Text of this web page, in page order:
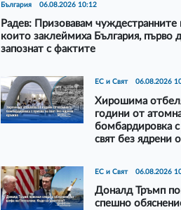
България 06.08.2026 10:12
Радев: Призовавам
които заклеймиха България, първо
запознат с фактите
ЕС и Свят 06.08.2026
Хирошима
години от
бомбардировка с
свят без ядрени
ЕС и Свят 06.08.2026
Доналд Тръмп
спешно